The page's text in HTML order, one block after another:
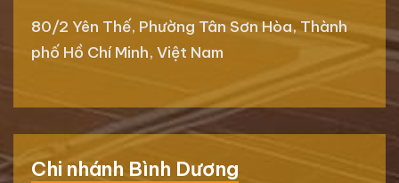
80/2 Yên Thế, Phường Tân Sơn Hòa, Thành
phố Hồ Chí Minh, Việt Nam
Chi nhánh Bình Dương